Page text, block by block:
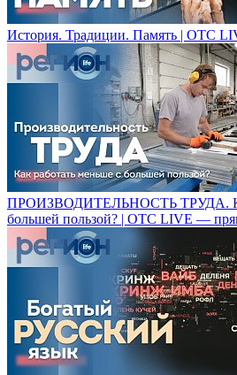
История. Традиции. Память | ОТС
ПРОИЗВОДИТЕЛЬНОСТЬ ТРУДА.
большей пользой? | ОТС LIVE —